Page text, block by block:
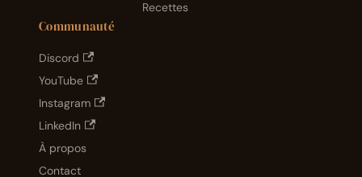
Recettes
Communauté
Discord
YouTube
Instagram
LinkedIn
À propos
Contact